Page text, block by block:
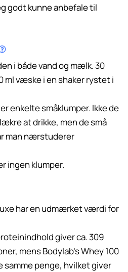
godt kunne anbefale til
i både vand og mælk. 30
ml væske i en shaker rystet i
enkelte småklumper. Ikke de
at drikke, men de små
man nærstuderer
ingen klumper.
har en udmærket værdi for
giver ca. 309
mens Bodylab’s Whey 100
samme penge, hvilket giver